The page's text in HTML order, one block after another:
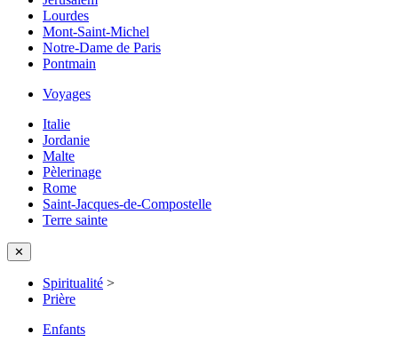
Lourdes
Mont-Saint-Michel
Notre-Dame de Paris
Pontmain
Voyages
Italie
Jordanie
Malte
Pèlerinage
Rome
Saint-Jacques-de-Compostelle
Terre sainte
✕
Spiritualité >
Prière
Enfants